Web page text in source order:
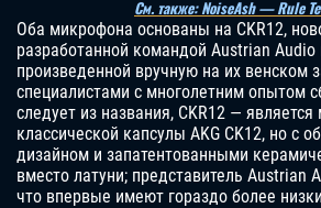
См. также: NoiseAsh — Rule
Оба микрофона основаны на CKR12,
разработанной командой Austrian
произведенной вручную на их венском
специалистами с многолетним опытом
следует из названия, CKR12 —
классической капсулы AKG CK12, но с
дизайном и запатентованными
вместо латуни; представитель Austrian
что впервые имеют гораздо более